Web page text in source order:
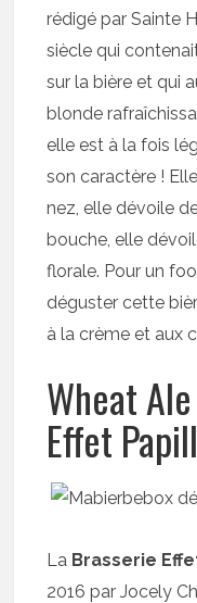
rédigé par Sainte
siècle qui
sur la bière et qui
blonde
elle est à la fois
son caractère !
nez, elle dévoile
bouche, elle
florale. Pour un
déguster cette
à la crème et aux
Wheat
Effet
La Brasserie
2016 par Jocely